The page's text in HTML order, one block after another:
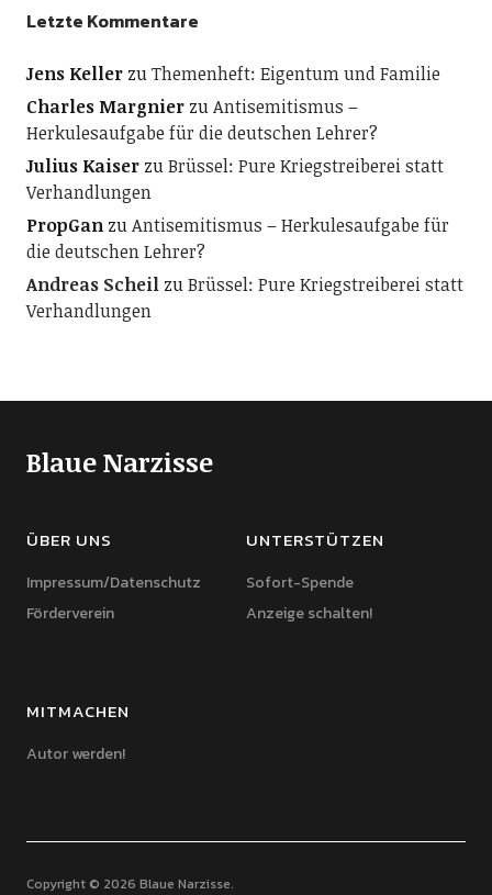
Letzte Kommentare
Jens KellerzuThemenheft: Eigentum und Familie
Charles MargnierzuAntisemitismus –
Herkulesaufgabe für die deutschen Lehrer?
Julius KaiserzuBrüssel: Pure Kriegstreiberei statt
Verhandlungen
PropGanzuAntisemitismus – Herkulesaufgabe für
die deutschen Lehrer?
Andreas ScheilzuBrüssel: Pure Kriegstreiberei statt
Verhandlungen
Blaue Narzisse
ÜBER UNS
Impressum/Datenschutz
Förderverein
UNTERSTÜTZEN
Sofort-Spende
Anzeige schalten!
MITMACHEN
Autor werden!
Copyright © 2026 Blaue Narzisse